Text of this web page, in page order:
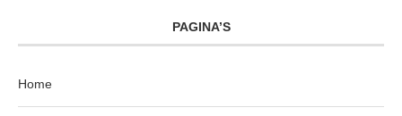
PAGINA’S
Home